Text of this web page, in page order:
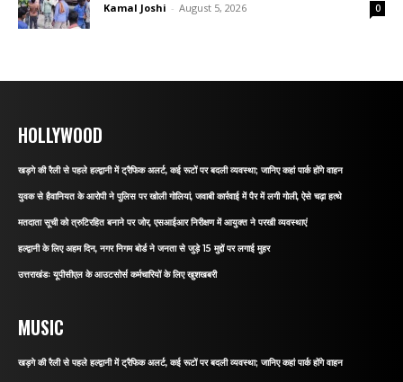
Kamal Joshi - August 5, 2026 0
HOLLYWOOD
खड़गे की रैली से पहले हल्द्वानी में ट्रैफिक अलर्ट, कई रूटों पर बदली व्यवस्था; जानिए कहां पार्क होंगे वाहन
युवक से हैवानियत के आरोपी ने पुलिस पर खोली गोलियां, जवाबी कार्रवाई में पैर में लगी गोली, ऐसे चढ़ा हत्थे
मतदाता सूची को त्रुटिरहित बनाने पर जोर, एसआईआर निरीक्षण में आयुक्त ने परखी व्यवस्थाएं
हल्द्वानी के लिए अहम दिन, नगर निगम बोर्ड ने जनता से जुड़े 15 मुद्दों पर लगाई मुहर
उत्तराखंडः यूपीसीएल के आउटसोर्स कर्मचारियों के लिए खुशखबरी
MUSIC
खड़गे की रैली से पहले हल्द्वानी में ट्रैफिक अलर्ट, कई रूटों पर बदली व्यवस्था; जानिए कहां पार्क होंगे वाहन